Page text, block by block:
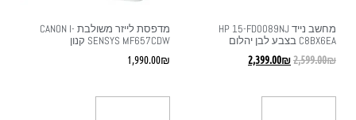
מחשב נייד HP 15-FD0089NJ
C8BX6EA בצבע לבן יהלום
2,599.00₪
2,399.00₪
מדפסת ‏לייזר ‏משולבת CANON I-
SENSYS MF657CDW קנון
1,990.00₪